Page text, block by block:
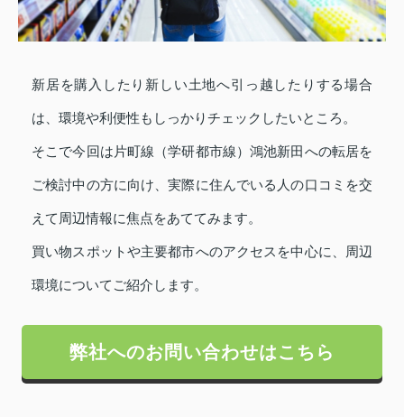
新居を購入したり新しい土地へ引っ越したりする場合
は、環境や利便性もしっかりチェックしたいところ。
そこで今回は片町線（学研都市線）鴻池新田への転居を
ご検討中の方に向け、実際に住んでいる人の口コミを交
えて周辺情報に焦点をあててみます。
買い物スポットや主要都市へのアクセスを中心に、周辺
環境についてご紹介します。
弊社へのお問い合わせはこちら